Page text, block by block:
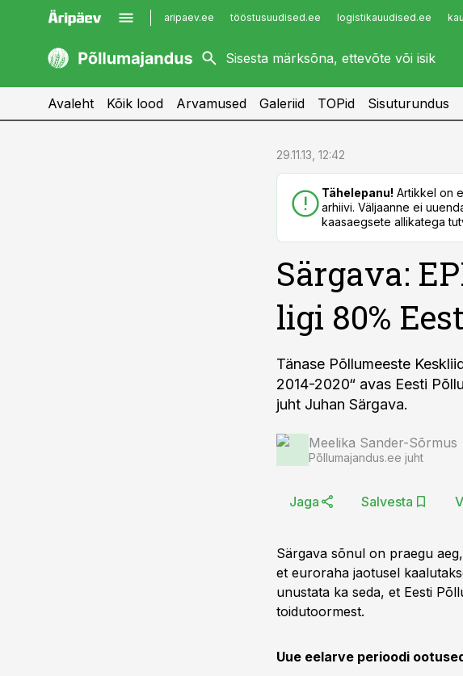
aripaev.ee tööstusuudised.ee logistikauudised.ee
kaubandus.ee
kinnisvarauudised.ee
imelineajalugu.ee
Infopank
Avaleht Kõik lood Arvamused Galeriid TOPid Sisuturundus
29.11.13, 12:42
Tähelepanu! Artikkel on
arhiivi. Väljaanne ei
kaasaegsete allikatega
Särgava:
ligi 80%
Tänase Põllumeeste
2014-2020“ avas Eesti
juht Juhan Särgava.
Meelika Sander-Sõrmus
Põllumajandus.ee juht
Jaga Salvesta
Särgava sõnul on praegu
et euroraha jaotusel
unustata ka seda, et Eesti
toidutoormest.
Uue eelarve perioodi